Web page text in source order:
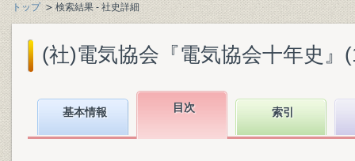
トップ 検索結果 - 社史詳細
(社)電気協会『電気協会十年史』
基本情報 目次 索引